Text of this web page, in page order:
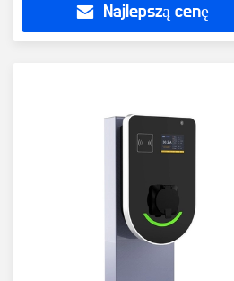
Najlepszą cenę